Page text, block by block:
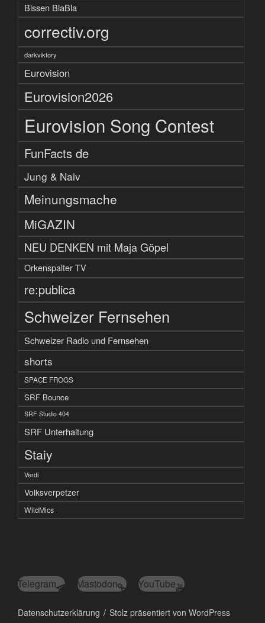
Bissen BlaBla
correctiv.org
darkviktory
Eurovision
Eurovision2026
Eurovision Song Contest
FunFacts de
Jung & Naiv
Meinungsmache
MiGAZIN
NEU DENKEN mit Maja Göpel
Orkenspalter TV
re:publica
Schweizer Fernsehen
Schweizer Radio und Fernsehen
shorts
SPACE FROGS
SRF Bounce
SRF Studio 404
SRF Unterhaltung
Staiy
Verdi
Volksverpetzer
WildMics
Telegram Mastodon YouTube
Datenschutzerklärung Stolz präsentiert von WordPress